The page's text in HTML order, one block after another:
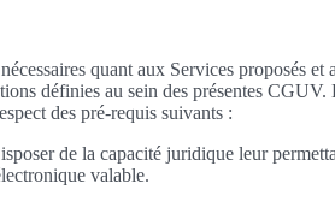
quant aux Services proposés
définies au sein des présentes
des pré-requis suivants :
de la capacité juridique leur
valable.